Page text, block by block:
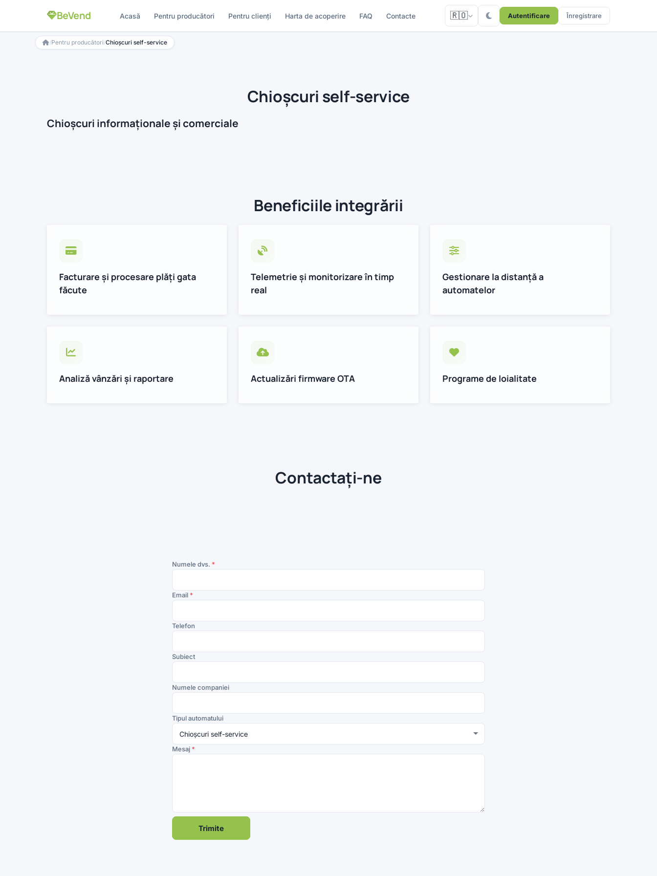
BeVend Acasă Pentru producători Pentru clienți Harta de acoperire FAQ Contacte 🇷🇴 Autentificare Înregistrare
/Pentru producători/Chioșcuri self-service
Chioșcuri self-service
Chioșcuri informaționale și comerciale
Beneficiile integrării
Facturare și procesare plăți gata
făcute
Telemetrie și monitorizare în timp
real
Gestionare la distanță a
automatelor
Analiză vânzări și raportare Actualizări firmware OTA Programe de loialitate
Contactați-ne
Numele dvs. *
Email *
Telefon
Subiect
Numele companiei
Tipul automatului
Mesaj *
Trimite